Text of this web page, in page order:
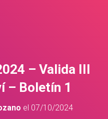
– Valida III
– Boletín 1
el 07/10/2024